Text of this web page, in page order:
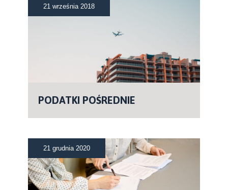
21 września 2018
PODATKI POŚREDNIE
21 grudnia 2020